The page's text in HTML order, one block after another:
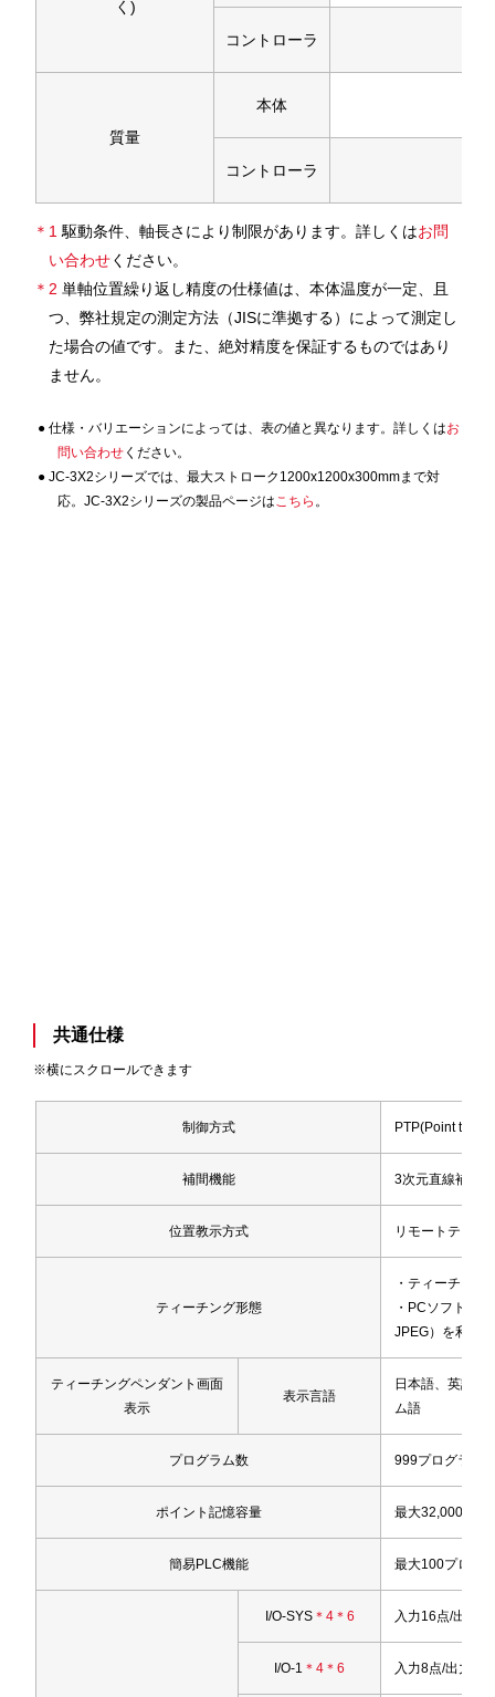
く)
コントローラ
質量
本体
コントローラ
＊1 駆動条件、軸長さにより制限があります。詳しくはお問
い合わせください。
＊2 単軸位置繰り返し精度の仕様値は、本体温度が一定、且
つ、弊社規定の測定方法（JISに準拠する）によって測定し
た場合の値です。また、絶対精度を保証するものではあり
ません。
仕様・バリエーションによっては、表の値と異なります。詳しくはお
問い合わせください。
JC-3X2シリーズでは、最大ストローク1200x1200x300mmまで対
応。JC-3X2シリーズの製品ページは こちら 。
共通仕様
※横にスクロールできます
制御方式 PTP(Point to
補間機能 3次元直線補間
位置教示方式 リモートティー
ティーチング形態
・ティーチン
・PCソフト
JPEG）を利用
ティーチングペンダント画面
表示
表示言語
日本語、英語、
ム語
プログラム数 999プログラム
ポイント記憶容量 最大32,000ポイ
簡易PLC機能 最大100プログ
I/O-SYS＊4＊6 入力16点/出力
I/O-1 ＊4＊6 入力8点/出力8点